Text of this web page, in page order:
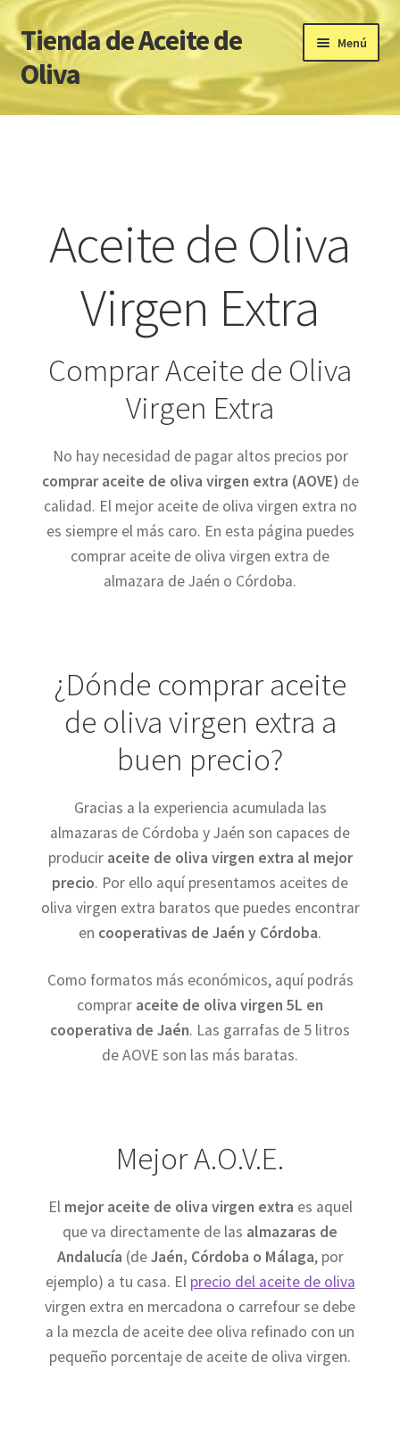
Ir
a
la
Ir
al
contenido
Tienda de Aceite de
Oliva
Menú
Inicio
Cookies
Finalizar compra
Comprar aceite de oliva virgen extra 5l en cooperativa
Comprar Aceite de oliva virgen extra Ecologico
Venta de Aceite de oliva cerca de mi
Comprar Aceite de Oliva Virgen
Aceite de Oliva Barato
Denominaciones de Origen
Aceite de Oliva Virgen Extra Monovarietal
Aceite de Oliva
Virgen Extra
Comprar Aceite de Oliva
Virgen Extra
No hay necesidad de pagar altos precios por
comprar aceite de oliva virgen extra (AOVE) de
calidad. El mejor aceite de oliva virgen extra no
es siempre el más caro. En esta página puedes
comprar aceite de oliva virgen extra de
almazara de Jaén o Córdoba.
¿Dónde comprar aceite
de oliva virgen extra a
buen precio?
Gracias a la experiencia acumulada las
almazaras de Córdoba y Jaén son capaces de
producir aceite de oliva virgen extra al mejor
precio. Por ello aquí presentamos aceites de
oliva virgen extra baratos que puedes encontrar
en cooperativas de Jaén y Córdoba.
Como formatos más económicos, aquí podrás
comprar aceite de oliva virgen 5L en
cooperativa de Jaén. Las garrafas de 5 litros
de AOVE son las más baratas.
Mejor A.O.V.E.
El mejor aceite de oliva virgen extra es aquel
que va directamente de las almazaras de
Andalucía (deJaén, Córdoba o Málaga, por
ejemplo) a tu casa. El precio del aceite de oliva
virgen extra en mercadona o carrefour se debe
a la mezcla de aceite dee oliva refinado con un
pequeño porcentaje de aceite de oliva virgen.